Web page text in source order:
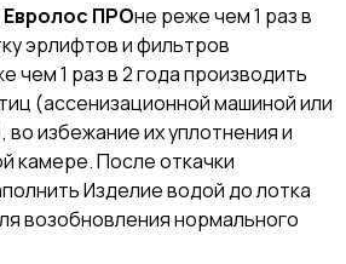
ПРОне реже чем 1 раз в
эрлифтов и фильтров
чем 1 раз в 2 года производить
(ассенизационной машиной или
избежание их уплотнения и
камере. После откачки
Изделие водой до лотка
возобновления нормального